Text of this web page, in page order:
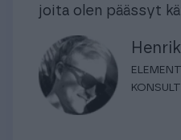
joita olen päässyt